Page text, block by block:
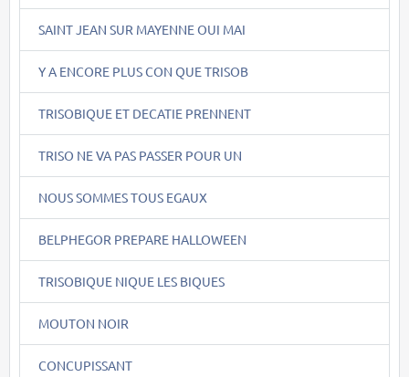
SAINT JEAN SUR MAYENNE OUI MAI
Y A ENCORE PLUS CON QUE TRISOB
TRISOBIQUE ET DECATIE PRENNENT
TRISO NE VA PAS PASSER POUR UN
NOUS SOMMES TOUS EGAUX
BELPHEGOR PREPARE HALLOWEEN
TRISOBIQUE NIQUE LES BIQUES
MOUTON NOIR
CONCUPISSANT